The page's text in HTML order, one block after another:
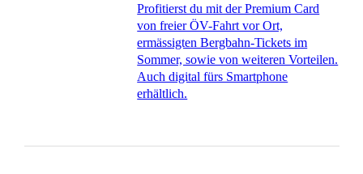
Profitierst du mit der Premium Card
von freier ÖV-Fahrt vor Ort,
ermässigten Bergbahn-Tickets im
Sommer, sowie von weiteren Vorteilen.
Auch digital fürs Smartphone
erhältlich.